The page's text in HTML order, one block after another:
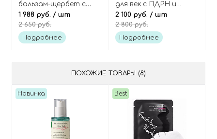
бальзам-щербет с
ПДРН и церамидами,
Cosmetics PDRN
Grinding Cleansing
1 988 руб. / шт
2 650 руб.
Подробнее
для век с ПДРН и
микроиглами
(спикулами), Cosmetics
PDRN Reedle Shot Eye
2 100 руб. / шт
2 800 руб.
Подробнее
ПОХОЖИЕ ТОВАРЫ (8)
Новинка Best